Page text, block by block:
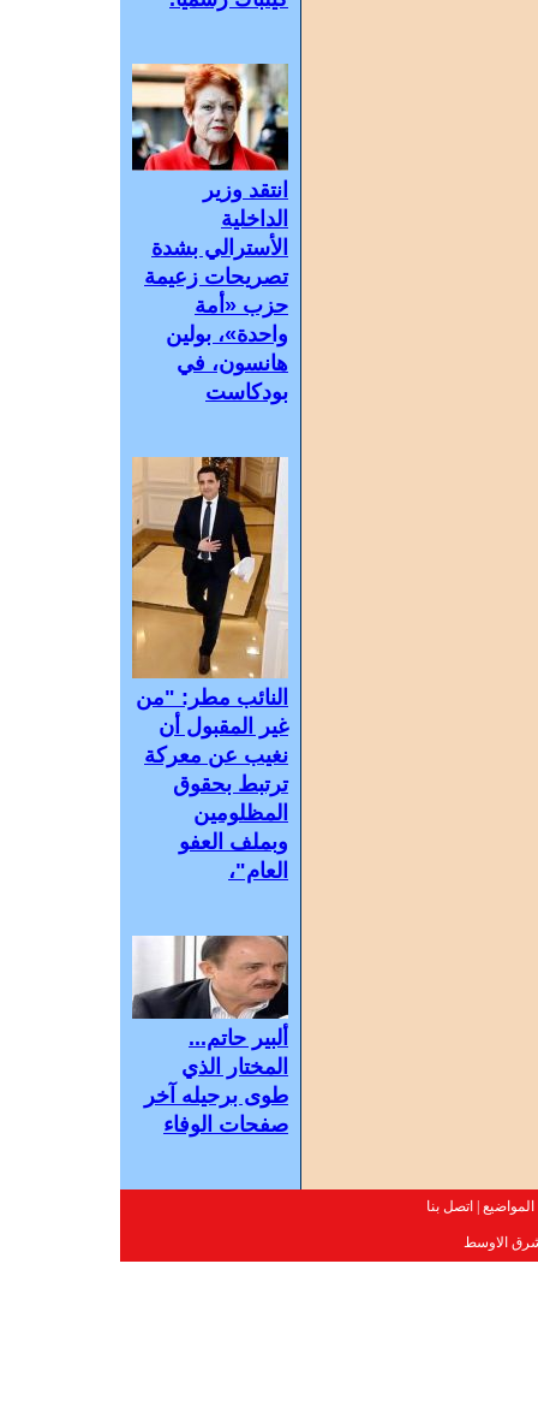
انتقد وزير
الداخلية
الأسترالي بشدة
تصريحات زعيمة
حزب «أمة
واحدة»، بولين
هانسون، في
بودكاست
النائب مطر: "من
غير المقبول أن
نغيب عن معركة
ترتبط بحقوق
المظلومين
وبملف العفو
العام"،
ألبير حاتم...
المختار الذي
طوى برحيله آخر
صفحات الوفاء
المواضيع اتصل بنا